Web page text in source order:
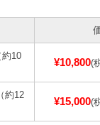
約10
¥10,800(
約12
¥15,000(